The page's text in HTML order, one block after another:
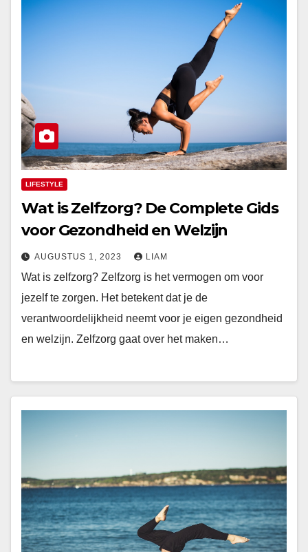
LIFESTYLE
Wat is Zelfzorg? De Complete Gids
voor Gezondheid en Welzijn
AUGUSTUS 1, 2023 LIAM
Wat is zelfzorg? Zelfzorg is het vermogen om voor
jezelf te zorgen. Het betekent dat je de
verantwoordelijkheid neemt voor je eigen gezondheid
en welzijn. Zelfzorg gaat over het maken…